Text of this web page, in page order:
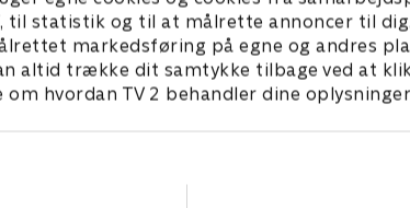
til statistik og til at målrette annoncer til
markedsføring på egne og andres
altid trække dit samtykke tilbage ved at
om hvordan TV 2 behandler dine